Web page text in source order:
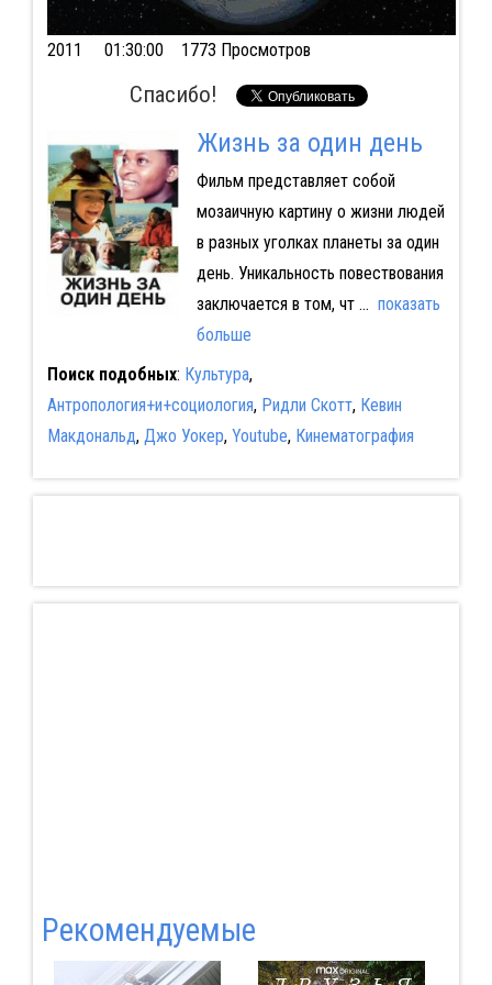
2011 01:30:00 1773 Просмотров
Спасибо!
Жизнь за один день
Фильм представляет собой
мозаичную картину о жизни людей
в разных уголках планеты за один
день. Уникальность повествования
заключается в том, чт... показать
больше
Поиск подобных: Культура,
Антропология+и+социология, Ридли Скотт, Кевин
Макдональд, Джо Уокер, Youtube, Кинематография
Pекомендуемые